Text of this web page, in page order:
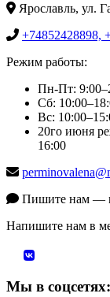
Ярославль, ул.
+74852428898,
Режим работы:
Пн-Пт:
Сб:
Вс:
20го июня
16:00
Пишите нам —
Напишите нам в
Мы в соцсетях: